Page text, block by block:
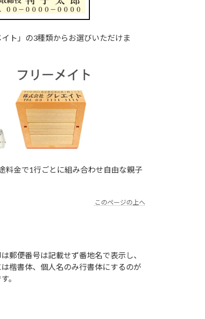
ト」の3種類からお選びいただけま
料金で1行ごとに組み合わせ自由な親子
このページの上へ
郵便番号は記載せず番地名で表示し、
楷書体、個人名のみ行書体にするのが
。